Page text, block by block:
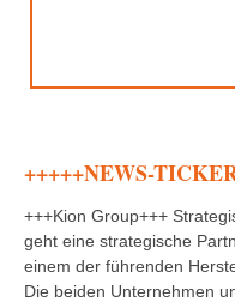
+++++NEWS-
+++Kion Group+++
geht eine strategische
einem der führenden
Die beiden Unternehmen